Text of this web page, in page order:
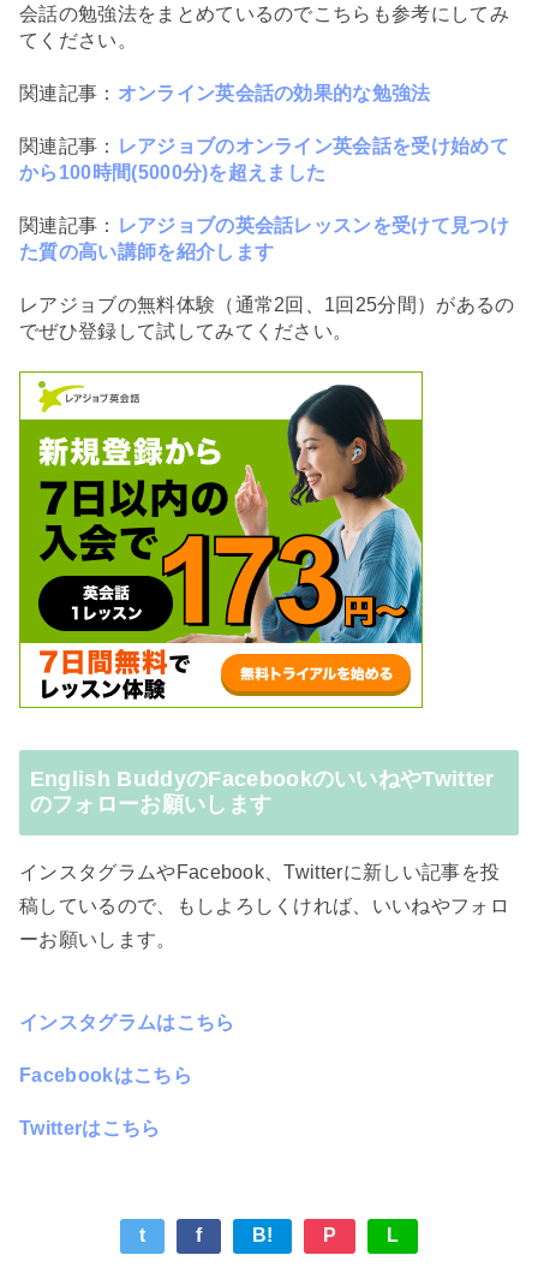
会話の勉強法をまとめているのでこちらも参考にしてみ
てください。
関連記事： オンライン英会話の効果的な勉強法
関連記事： レアジョブのオンライン英会話を受け始めて
から100時間(5000分)を超えました
関連記事： レアジョブの英会話レッスンを受けて見つけ
た質の高い講師を紹介します
レアジョブの無料体験（通常2回、1回25分間）があるの
でぜひ登録して試してみてください。
English BuddyのFacebookのいいねやTwitter
のフォローお願いします
インスタグラムやFacebook、Twitterに新しい記事を投
稿しているので、もしよろしくければ、いいねやフォロ
ーお願いします。
インスタグラムはこちら
Facebookはこちら
Twitterはこちら
t f B! P L